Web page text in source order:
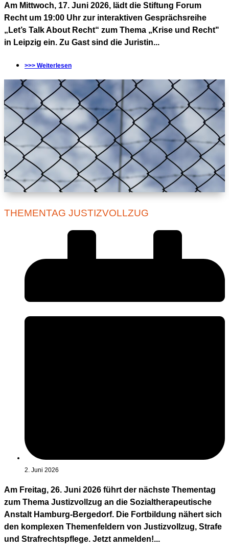
Am Mittwoch, 17. Juni 2026, lädt die Stiftung Forum
Recht um 19:00 Uhr zur interaktiven Gesprächsreihe
„Let’s Talk About Recht“ zum Thema „Krise und Recht"
in Leipzig ein. Zu Gast sind die Juristin...
>>> Weiterlesen
THEMENTAG JUSTIZVOLLZUG
2. Juni 2026
Am Freitag, 26. Juni 2026 führt der nächste Thementag
zum Thema Justizvollzug an die Sozialtherapeutische
Anstalt Hamburg-Bergedorf. Die Fortbildung nähert sich
den komplexen Themenfeldern von Justizvollzug, Strafe
und Strafrechtspflege. Jetzt anmelden!...